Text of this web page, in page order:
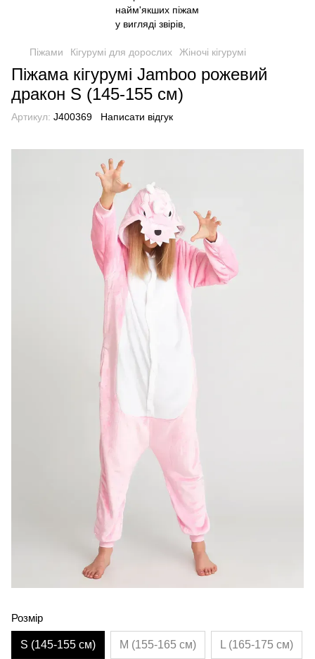
Піжами Кігурумі для дорослих Жіночі кігурумі
Піжама кігурумі Jamboo рожевий
дракон S (145-155 см)
Артикул: J400369 Написати відгук
Розмір
S (145-155 см) M (155-165 см) L (165-175 см)